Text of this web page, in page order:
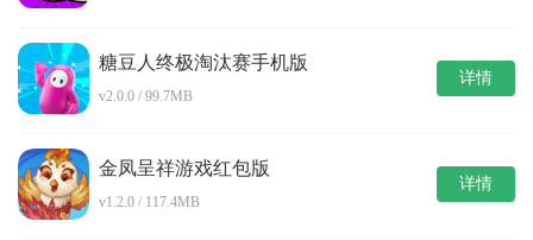
糖豆人终极淘汰赛手机版
v2.0.0 / 99.7MB
详情
金凤呈祥游戏红包版
v1.2.0 / 117.4MB
详情